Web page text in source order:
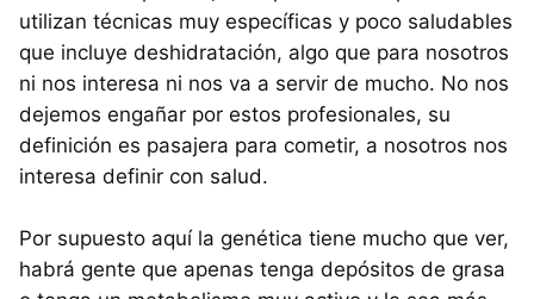
utilizan técnicas muy específicas y poco saludables
que incluye deshidratación, algo que para nosotros
ni nos interesa ni nos va a servir de mucho. No nos
dejemos engañar por estos profesionales, su
definición es pasajera para cometir, a nosotros nos
interesa definir con salud.
Por supuesto aquí la genética tiene mucho que ver,
habrá gente que apenas tenga depósitos de grasa